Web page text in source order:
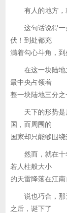
有人的地方，
这句话说得一
伏！到处都充
满着勾心斗角，到
在这一块陆地
最中央占领着
整一块陆地三分
天下的形势是
国，而周围的
国家却只能够围绕
然而，就在十
若人柱般大小
的天雷降落在江南
说也巧合，那
之后，诞下了